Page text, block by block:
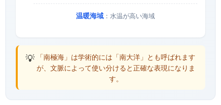
温暖海域 ：水温が高い海域
💡 「南極海」は学術的には「南大洋」とも呼ばれます
が、文脈によって使い分けると正確な表現になりま
す。